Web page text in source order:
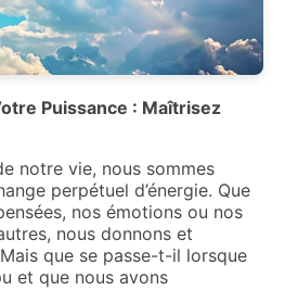
Puissance : Maîtrisez
notre vie, nous sommes
perpétuel d’énergie. Que
nos émotions ou nos
nous donnons et
que se passe-t-il lorsque
et que nous avons